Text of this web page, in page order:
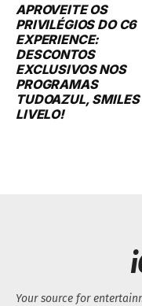
APROVEITE OS
PRIVILÉGIOS DO C6
EXPERIENCE:
DESCONTOS
EXCLUSIVOS NOS
PROGRAMAS
TUDOAZUL, SMILES
LIVELO!
Your source for